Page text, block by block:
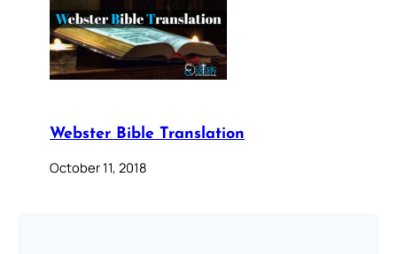
Webster Bible Translation
October 11, 2018